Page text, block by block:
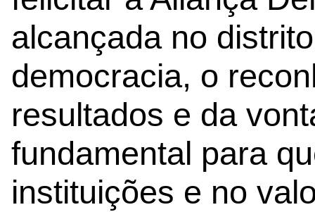
alcançada no
democracia, o
resultados e da
fundamental para
instituições e no